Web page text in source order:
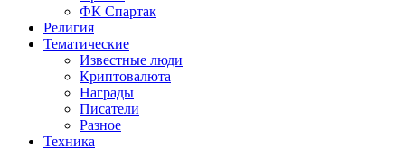
ФК Спартак
Религия
Тематические
Известные люди
Криптовалюта
Награды
Писатели
Разное
Техника